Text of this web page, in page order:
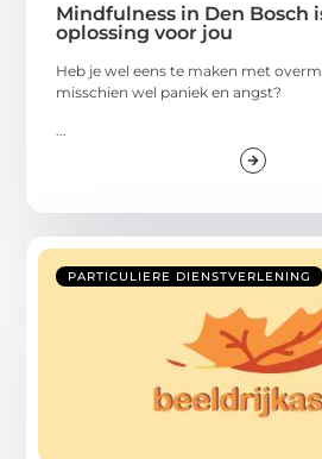
Mindfulness in Den Bosch
oplossing voor jou
Heb je wel eens te maken met
misschien wel paniek en angst?
...
PARTICULIERE DIENSTVERLENING